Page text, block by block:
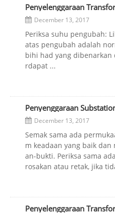
Penyelenggaraan
December 13, 2017
Periksa suhu pengubah:
atas pengubah adalah
bihi had yang
rdapat ...
Penyenggaraan
December 13, 2017
Semak sama ada
m keadaan yang baik
an-bukti. Periksa sama
rosakan atau retak, jika
Penyelenggaraan